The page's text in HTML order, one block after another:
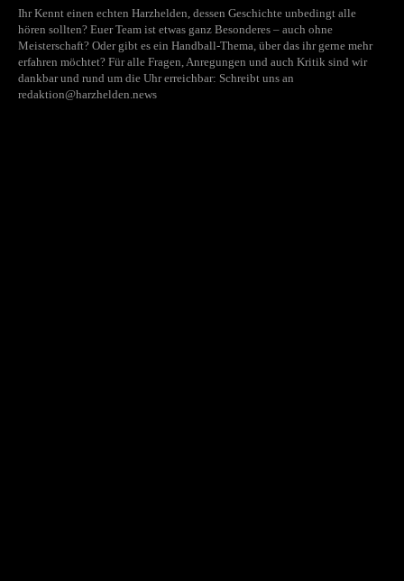
Ihr Kennt einen echten Harzhelden, dessen Geschichte unbedingt alle
hören sollten? Euer Team ist etwas ganz Besonderes – auch ohne
Meisterschaft? Oder gibt es ein Handball-Thema, über das ihr gerne mehr
erfahren möchtet? Für alle Fragen, Anregungen und auch Kritik sind wir
dankbar und rund um die Uhr erreichbar: Schreibt uns an
redaktion@harzhelden.news